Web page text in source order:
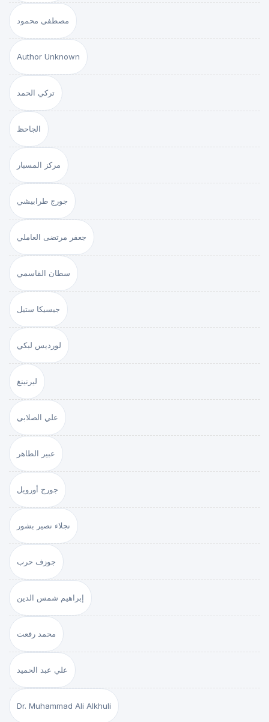
مصطفى محمود
Author Unknown
تركي الحمد
الجاحظ
مركز المسبار
جورج طرابيشي
جعفر مرتضى العاملي
سطان القاسمي
جيسيكا ستيل
لورديس لبكي
ليرنينغ
علي الصلابي
عبير الطاهر
جورج أورويل
نجلاء نصير بشور
جوزف حرب
إبراهيم شمس الدين
محمد رفعت
علي عبد الحميد
Dr. Muhammad Ali Alkhuli